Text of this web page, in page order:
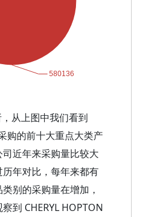
从上图中我们看到
购的前十大重点大类产
近年来采购量比较大
年对比，每年来都有
别的采购量在增加，
到 CHERYL HOPTON